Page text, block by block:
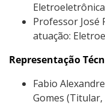
Professor José
atuação:
Representação
Fabio
Gomes